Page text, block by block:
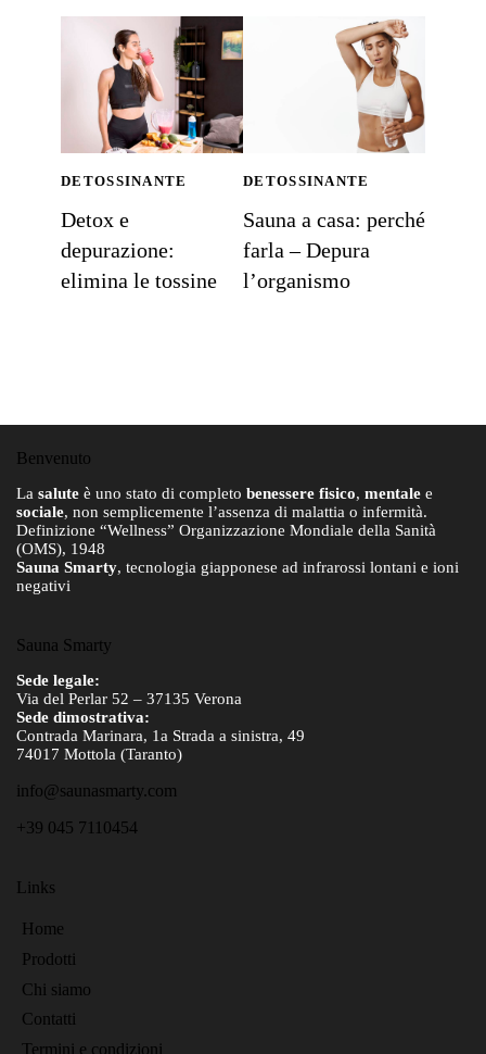
DETOSSINANTE
Detox e
depurazione:
elimina le tossine
DETOSSINANTE
Sauna a casa: perché
farla – Depura
l’organismo
Benvenuto
La salute è uno stato di completo benessere fisico, mentale e
sociale, non semplicemente l’assenza di malattia o infermità.
Definizione “Wellness” Organizzazione Mondiale della Sanità
(OMS), 1948
Sauna Smarty, tecnologia giapponese ad infrarossi lontani e ioni
negativi
Sauna Smarty
Sede legale:
Via del Perlar 52 – 37135 Verona
Sede dimostrativa:
Contrada Marinara, 1a Strada a sinistra, 49
74017 Mottola (Taranto)
info@saunasmarty.com
+39 045 7110454
Links
Home
Prodotti
Chi siamo
Contatti
Termini e condizioni